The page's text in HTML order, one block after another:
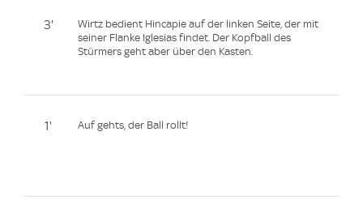
3'
Wirtz bedient Hincapie auf der linken Seite, der mit
seiner Flanke Iglesias findet. Der Kopfball des
Stürmers geht aber über den Kasten.
1' Auf gehts, der Ball rollt!